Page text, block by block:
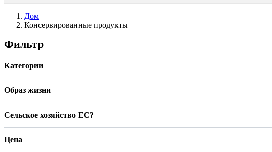
Дом
Консервированные продукты
Фильтр
Категории
Образ жизни
Сельское хозяйство ЕС?
Цена